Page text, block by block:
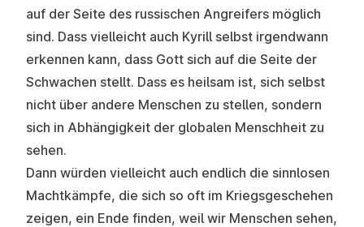
auf der Seite des russischen Angreifers möglich
sind. Dass vielleicht auch Kyrill selbst irgendwann
erkennen kann, dass Gott sich auf die Seite der
Schwachen stellt. Dass es heilsam ist, sich selbst
nicht über andere Menschen zu stellen, sondern
sich in Abhängigkeit der globalen Menschheit zu
sehen.
Dann würden vielleicht auch endlich die sinnlosen
Machtkämpfe, die sich so oft im Kriegsgeschehen
zeigen, ein Ende finden, weil wir Menschen sehen,